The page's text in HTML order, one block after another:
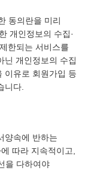
동의란을 미리
개인정보의 수집·
한되는 서비스를
닌 개인정보의 수집
이유로 회원가입 등
니다.
양속에 반하는
따라 지속적이고,
을 다하여야